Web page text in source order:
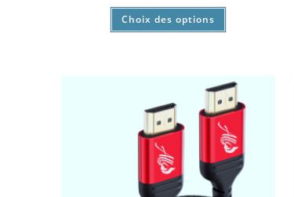
Choix des options